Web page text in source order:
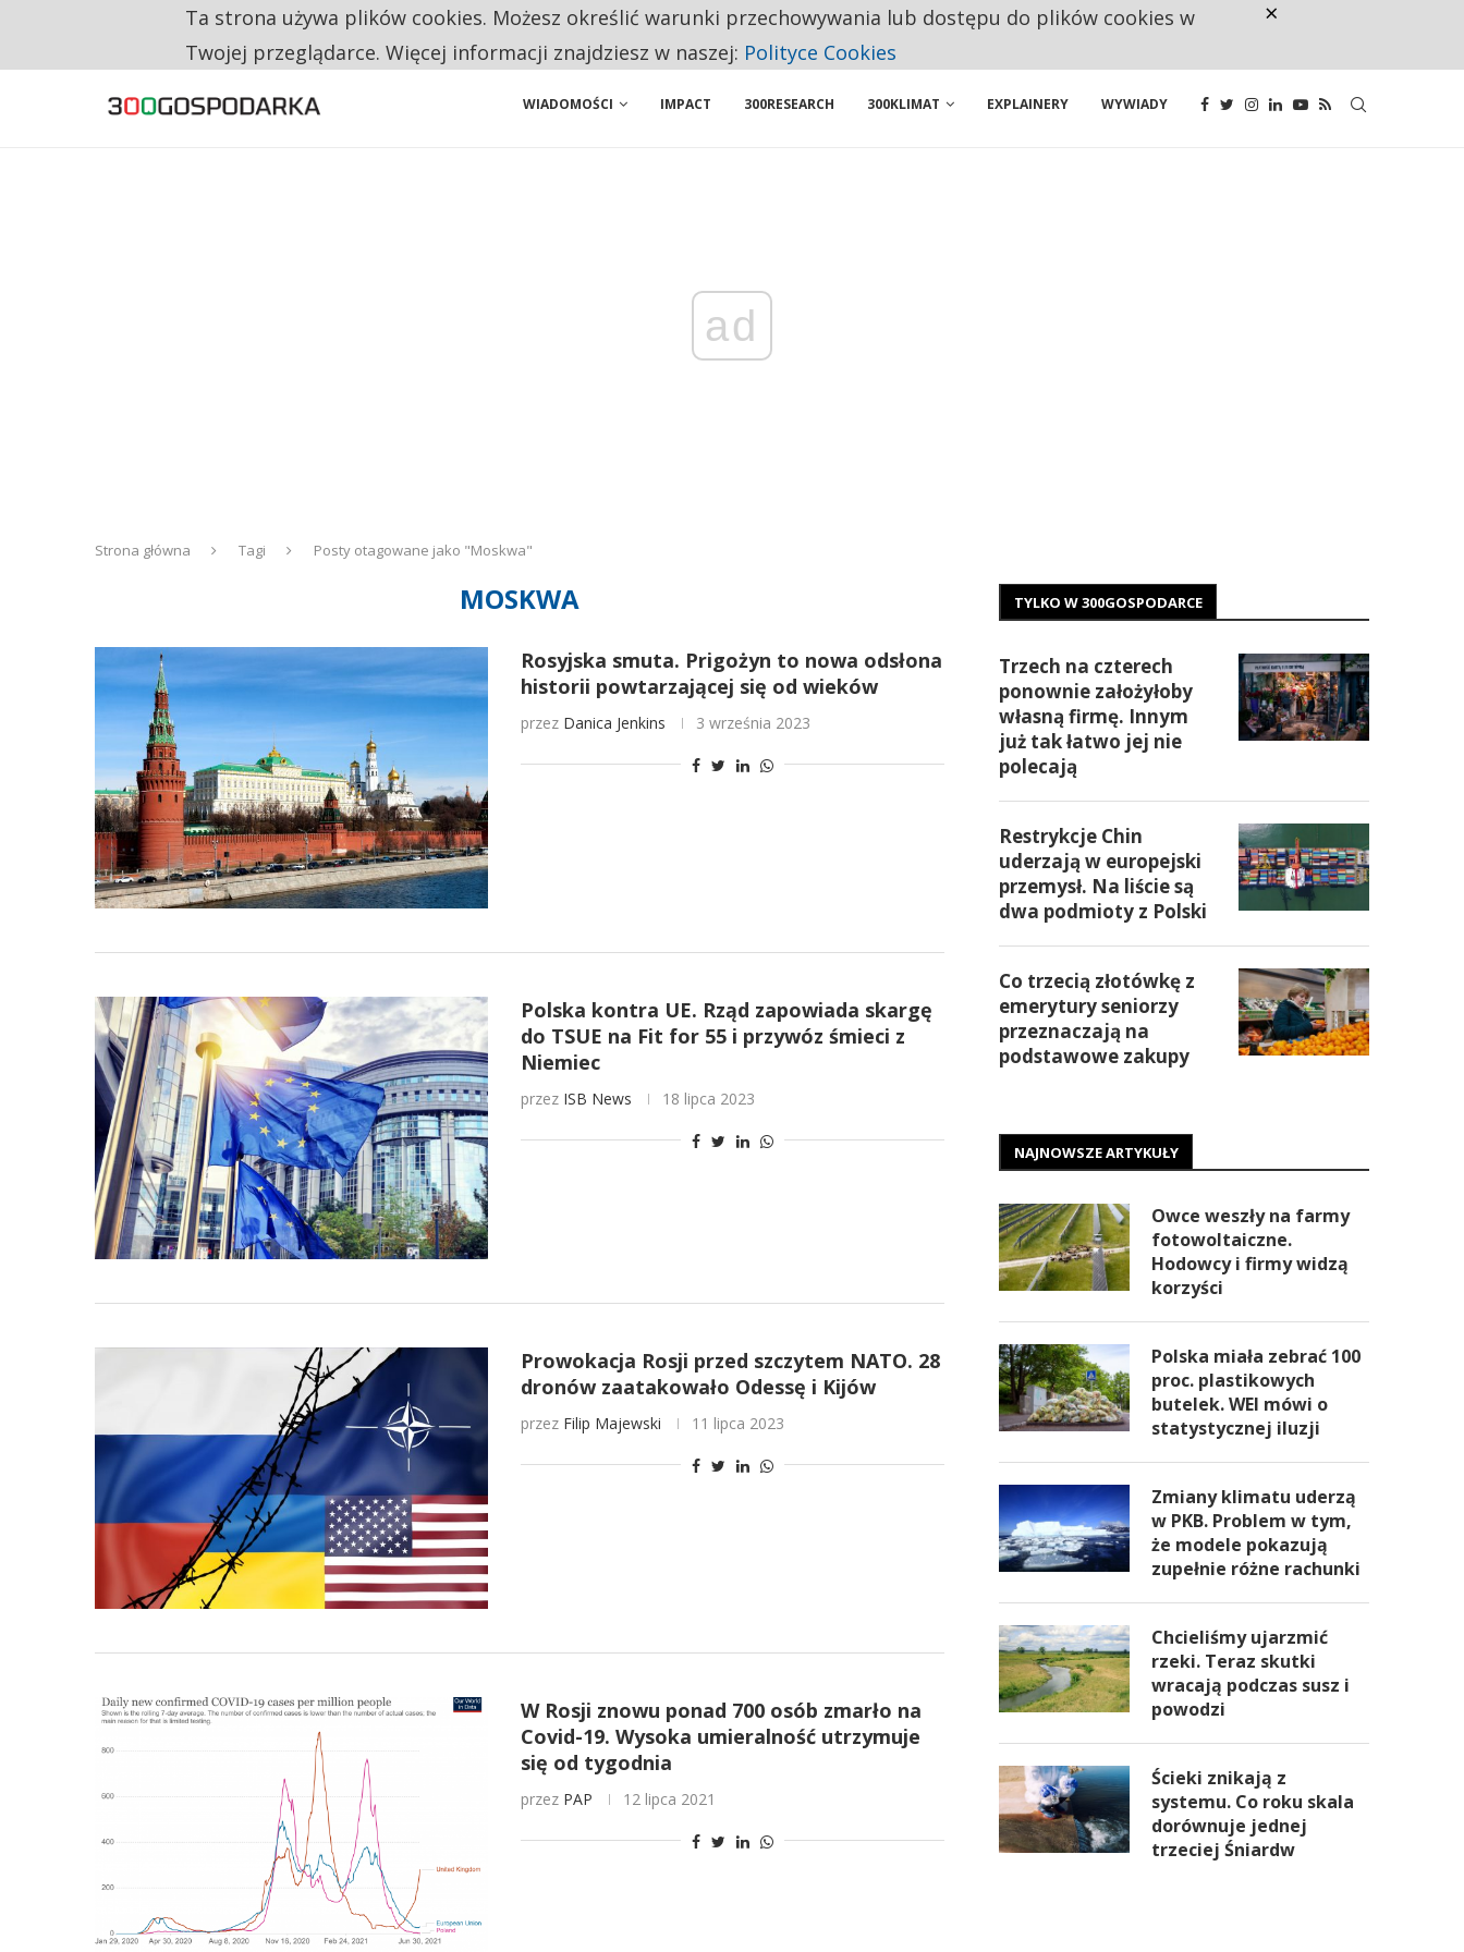
RESTRYKCJE CHIN UDERZAJĄ W EUROPEJSKI PRZEMYSŁ. NA LIŚCIE SĄ DWA PODMIOTY Z POLSKI
WIADOMOŚCI IMPACT 300RESEARCH 300KLIMAT EXPLAINERY WYWIADY
ad
Strona główna Tagi Posty otagowane jako "Moskwa"
MOSKWA
Rosyjska smuta. Prigożyn to nowa odsłona
historii powtarzającej się od wieków
przez Danica Jenkins 3 września 2023
Polska kontra UE. Rząd zapowiada skargę
do TSUE na Fit for 55 i przywóz śmieci z
Niemiec
przez ISB News 18 lipca 2023
Prowokacja Rosji przed szczytem NATO. 28
dronów zaatakowało Odessę i Kijów
przez Filip Majewski 11 lipca 2023
W Rosji znowu ponad 700 osób zmarło na
Covid-19. Wysoka umieralność utrzymuje
się od tygodnia
przez PAP 12 lipca 2021
TYLKO W 300GOSPODARCE
Trzech na czterech
ponownie założyłoby
własną firmę. Innym
już tak łatwo jej nie
polecają
Restrykcje Chin
uderzają w europejski
przemysł. Na liście są
dwa podmioty z Polski
Co trzecią złotówkę z
emerytury seniorzy
przeznaczają na
podstawowe zakupy
NAJNOWSZE ARTYKUŁY
Owce weszły na farmy
fotowoltaiczne.
Hodowcy i firmy widzą
korzyści
Polska miała zebrać 100
proc. plastikowych
butelek. WEI mówi o
statystycznej iluzji
Zmiany klimatu uderzą
w PKB. Problem w tym,
że modele pokazują
zupełnie różne rachunki
Chcieliśmy ujarzmić
rzeki. Teraz skutki
wracają podczas susz i
powodzi
Ścieki znikają z
systemu. Co roku skala
dorównuje jednej
trzeciej Śniardw
Ta strona używa plików cookies. Możesz określić warunki przechowywania lub dostępu do plików cookies w
Twojej przeglądarce. Więcej informacji znajdziesz w naszej: Polityce Cookies
×